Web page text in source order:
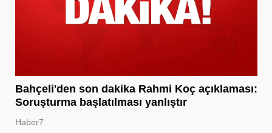
Bahçeli'den son dakika Rahmi Koç açıklaması:
Soruşturma başlatılması yanlıştır
Haber7